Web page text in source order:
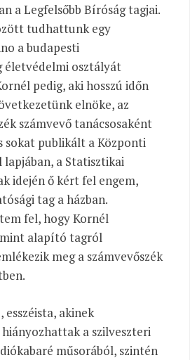
a Legfelsőbb Bíróság tagjai.
tudhattunk egy
a budapesti
életvédelmi osztályát
pedig, aki hosszú időn
elnöke, az
számvevő tanácsosaként
sokat publikált a Központi
a Statisztikai
idején ő kért fel engem,
tag a házban.
fel, hogy Kornél
mint alapító tagról
meg a számvevőszék
akinek
a szilveszteri
műsorából, szintén